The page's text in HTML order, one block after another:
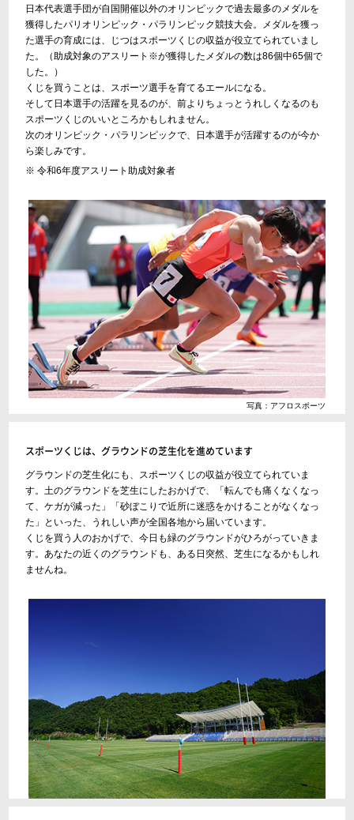
日本代表選手団が自国開催以外のオリンピックで過去最多のメダルを
獲得したパリオリンピック・パラリンピック競技大会。メダルを獲っ
た選手の育成には、じつはスポーツくじの収益が役立てられていまし
た。（助成対象のアスリート※が獲得したメダルの数は86個中65個で
した。）
くじを買うことは、スポーツ選手を育てるエールになる。
そして日本選手の活躍を見るのが、前よりちょっとうれしくなるのも
スポーツくじのいいところかもしれません。
次のオリンピック・パラリンピックで、日本選手が活躍するのが今か
ら楽しみです。
※ 令和6年度アスリート助成対象者
写真：アフロスポーツ
スポーツくじは、グラウンドの芝生化を進めています
グラウンドの芝生化にも、スポーツくじの収益が役立てられていま
す。土のグラウンドを芝生にしたおかげで、「転んでも痛くなくなっ
て、ケガが減った」「砂ぼこりで近所に迷惑をかけることがなくなっ
た」といった、うれしい声が全国各地から届いています。
くじを買う人のおかげで、今日も緑のグラウンドがひろがっていきま
す。あなたの近くのグラウンドも、ある日突然、芝生になるかもしれ
ませんね。